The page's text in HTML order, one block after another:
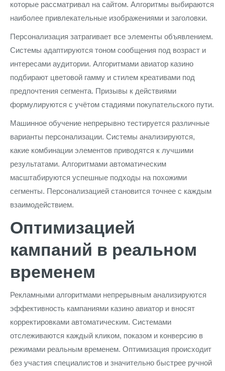
которые рассматривал на сайтом. Алгоритмы выбираются
наиболее привлекательные изображениями и заголовки.
Персонализация затрагивает все элементы объявлением.
Системы адаптируются тоном сообщения под возраст и
интересами аудитории. Алгоритмами авиатор казино
подбирают цветовой гамму и стилем креативами под
предпочтения сегмента. Призывы к действиями
формулируются с учётом стадиями покупательского пути.
Машинное обучение непрерывно тестируется различные
варианты персонализации. Системы анализируются,
какие комбинации элементов приводятся к лучшими
результатами. Алгоритмами автоматическим
масштабируются успешные подходы на похожими
сегменты. Персонализацией становится точнее с каждым
взаимодействием.
Оптимизацией
кампаний в реальном
временем
Рекламными алгоритмами непрерывным анализируются
эффективность кампаниями казино авиатор и вносят
корректировками автоматическим. Системами
отслеживаются каждый кликом, показом и конверсию в
режимами реальным временем. Оптимизация происходит
без участия специалистов и значительно быстрее ручной